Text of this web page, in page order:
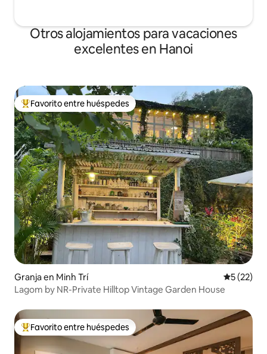
Otros alojamientos para vacaciones
excelentes en Hanoi
Favorito entre los huéspedes más destacados
Favorito entre huéspedes
Granja en Minh Trí
5 (22)
Lagom by NR-Private Hilltop Vintage Garden House
Favorito entre los huéspedes más destacados
Favorito entre huéspedes